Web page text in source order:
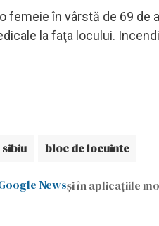
femeie în vârstă de 69 de
la faţa locului.
sibiu bloc de locuinte
Newsși în aplicațiile